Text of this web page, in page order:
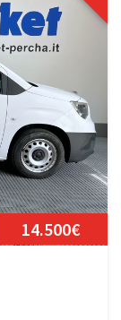
14.500€